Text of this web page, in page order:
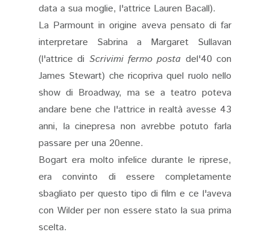
data a sua moglie, l'attrice Lauren Bacall).
La Parmount in origine aveva pensato di far
interpretare Sabrina a Margaret Sullavan
(l'attrice di Scrivimi fermo posta del'40 con
James Stewart) che ricopriva quel ruolo nello
show di Broadway, ma se a teatro poteva
andare bene che l'attrice in realtà avesse 43
anni, la cinepresa non avrebbe potuto farla
passare per una 20enne.
Bogart era molto infelice durante le riprese,
era convinto di essere completamente
sbagliato per questo tipo di film e ce l'aveva
con Wilder per non essere stato la sua prima
scelta.